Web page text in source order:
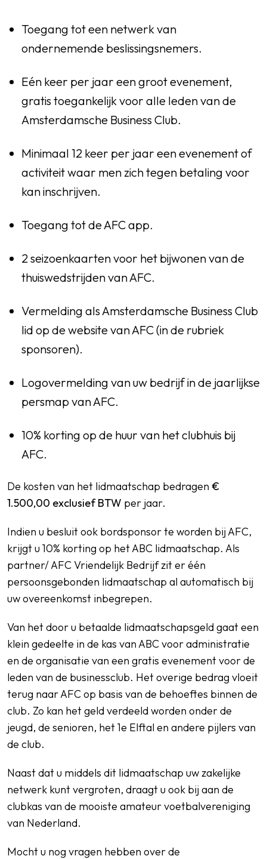
Toegang tot een netwerk van
ondernemende beslissingsnemers.
Eén keer per jaar een groot evenement,
gratis toegankelijk voor alle leden van de
Amsterdamsche Business Club.
Minimaal 12 keer per jaar een evenement of
activiteit waar men zich tegen betaling voor
kan inschrijven.
Toegang tot de AFC app.
2 seizoenkaarten voor het bijwonen van de
thuiswedstrijden van AFC.
Vermelding als Amsterdamsche Business Club
lid op de website van AFC (in de rubriek
sponsoren).
Logovermelding van uw bedrijf in de jaarlijkse
persmap van AFC.
10% korting op de huur van het clubhuis bij
AFC.
De kosten van het lidmaatschap bedragen €
1.500,00 exclusief BTW per jaar.
Indien u besluit ook bordsponsor te worden bij AFC,
krijgt u 10% korting op het ABC lidmaatschap. Als
partner/ AFC Vriendelijk Bedrijf zit er één
persoonsgebonden lidmaatschap al automatisch bij
uw overeenkomst inbegrepen.
Van het door u betaalde lidmaatschapsgeld gaat een
klein gedeelte in de kas van ABC voor administratie
en de organisatie van een gratis evenement voor de
leden van de businessclub. Het overige bedrag vloeit
terug naar AFC op basis van de behoeftes binnen de
club. Zo kan het geld verdeeld worden onder de
jeugd, de senioren, het 1e Elftal en andere pijlers van
de club.
Naast dat u middels dit lidmaatschap uw zakelijke
netwerk kunt vergroten, draagt u ook bij aan de
clubkas van de mooiste amateur voetbalvereniging
van Nederland.
Mocht u nog vragen hebben over de